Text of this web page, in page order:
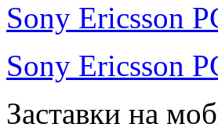
Sony Ericsson
Sony Ericsson
Заставки на